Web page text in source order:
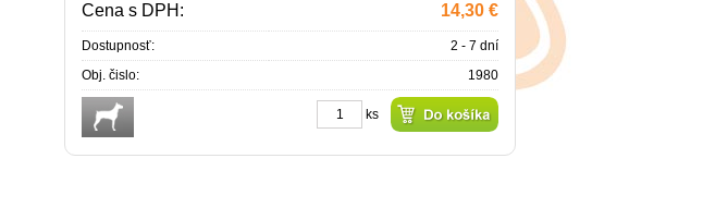
Cena s DPH: 14,30 €
Dostupnosť:
2 - 7 dní
Obj. čislo:
1980
ks